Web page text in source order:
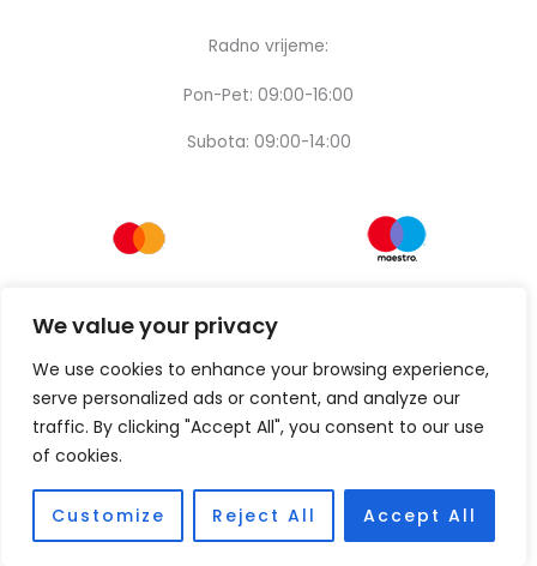
We value your privacy
We use cookies to enhance your browsing experience,
serve personalized ads or content, and analyze our
traffic. By clicking "Accept All", you consent to our use
of cookies.
Customize Reject All Accept All
Radno vrijeme:
Pon-Pet: 09:00-16:00
Subota: 09:00-14:00
Copyright © [2024] – Design by: Thinking digital